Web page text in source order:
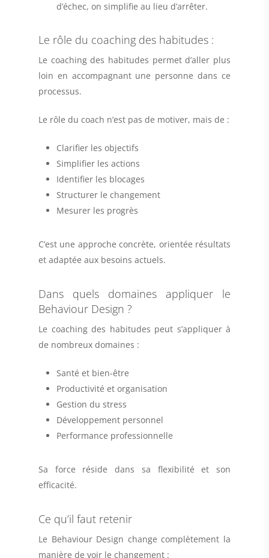
d’échec, on simplifie au lieu d’arrêter.
Le rôle du coaching des habitudes :
Le coaching des habitudes permet d’aller plus
loin en accompagnant une personne dans ce
processus.
Le rôle du coach n’est pas de motiver, mais de :
Clarifier les objectifs
Simplifier les actions
Identifier les blocages
Structurer le changement
Mesurer les progrès
C’est une approche concrète, orientée résultats
et adaptée aux besoins actuels.
Dans quels domaines appliquer le
Behaviour Design ?
Le coaching des habitudes peut s’appliquer à
de nombreux domaines :
Santé et bien-être
Productivité et organisation
Gestion du stress
Développement personnel
Performance professionnelle
Sa force réside dans sa flexibilité et son
efficacité.
Ce qu’il faut retenir
Le Behaviour Design change complètement la
manière de voir le changement :